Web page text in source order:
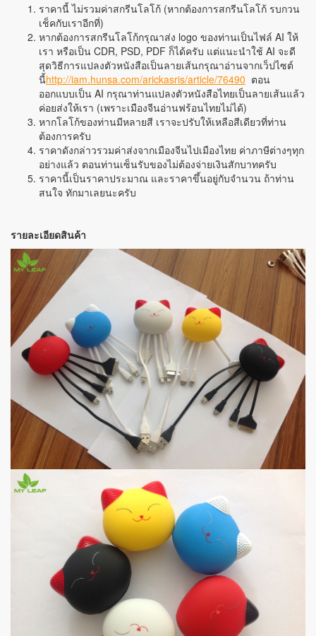
ราคานี้ ไม่รวมค่าสกรีนโลโก้ (หากต้องการสกรีนโลโก้ รบกวน
เช็คกับเราอีกที่)
หากต้องการสกรีนโลโก้กรุณาส่ง logo ของท่านเป็นไฟล์ AI ให้
เรา หรือเป็น CDR, PSD, PDF ก็ได้ครับ แต่แนะนำใช้ AI จะดี
สุดวิธีการแปลงตัวหนังสือเป็นลายเส้นกรุณาอ่านจากเว็ปไซต์
นี้http://iam.hunsa.com/arickasris/article/76490 ตอน
ออกแบบเป็น AI กรุณาท่านแปลงตัวหนังสือไทยเป็นลายเส้นแล้ว
ค่อยส่งให้เรา (เพราะเมืองจีนอ่านฟร้อนไทยไม่ได้)
หากโลโก้ของท่านมีหลายสี เราจะปรับให้เหลือสีเดียวที่ท่าน
ต้องการครับ
ราคาดังกล่าวรวมค่าส่งจากเมืองจีนไปเมืองไทย ค่าภาษีต่างๆทุก
อย่างแล้ว ตอนท่านเซ็นรับของไม่ต้องจ่ายเงินสักบาทครับ
ราคานี้เป็นราคาประมาณ และราคาขึ้นอยู่กับจำนวน ถ้าท่าน
สนใจ ทักมาเลยนะครับ
รายละเอียดสินค้า